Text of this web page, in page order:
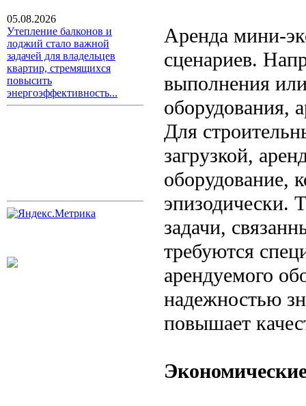
05.08.2026
Утепление балконов и
лоджий стало важной
задачей для владельцев
квартир, стремящихся
повысить
энергоэффективность...
Аренда мини-
сценариев.
выполнения
оборудования,
Для
загрузкой,
оборудование,
эпизодически.
задачи,
требуются
арендуемого
надежностью
повышает